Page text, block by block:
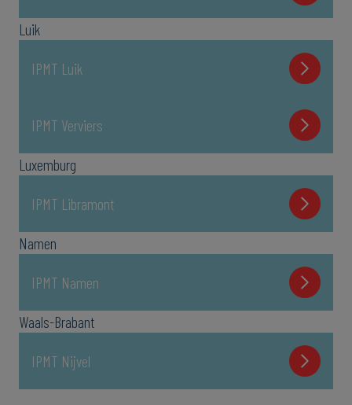
Luik
IPMT Luik
IPMT Verviers
Luxemburg
IPMT Libramont
Namen
IPMT Namen
Waals-Brabant
IPMT Nijvel